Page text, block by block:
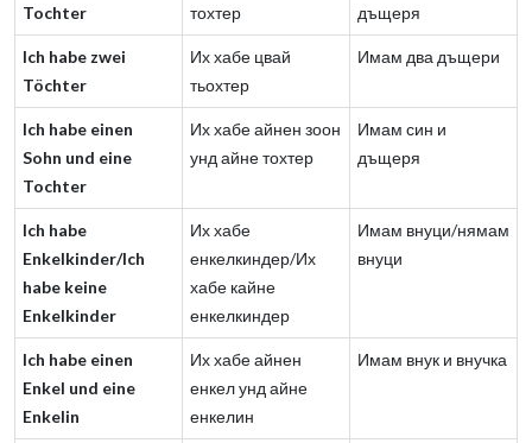
Tochter
тохтер
дъщеря
Ich habe zwei
Töchter
Их хабе цвай
тьохтер
Имам два дъщери
Ich habe einen
Sohn und eine
Tochter
Их хабе айнен зоон
унд айне тохтер
Имам син и
дъщеря
Ich habe
Enkelkinder/Ich
habe keine
Enkelkinder
Их хабе
енкелкиндер/Их
хабе кайне
енкелкиндер
Имам внуци/нямам
внуци
Ich habe einen
Enkel und eine
Enkelin
Их хабе айнен
енкел унд айне
енкелин
Имам внук и внучка